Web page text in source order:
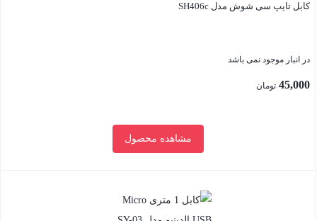
کابل تایپ سی شوش مدل SH406c
در انبار موجود نمی باشد
45,000 تومان
مشاهده محصول